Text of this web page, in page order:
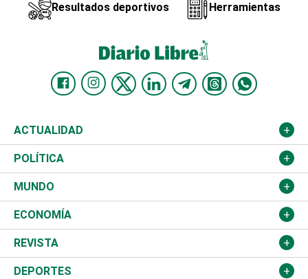
Resultados deportivos Herramientas
ACTUALIDAD
Nacional
Ciudad
Educación
Salud
Justicia
POLÍTICA
Partidos
JCE
TSE
Congreso Nacional
MUNDO
Estados Unidos
América Latina
Haití
ECONOMÍA
Finanzas
Turismo
REVISTA
Música
DEPORTES